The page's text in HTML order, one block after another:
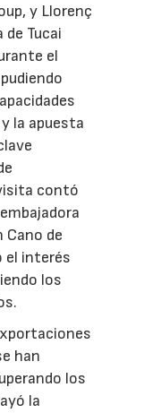
y Llorenç
de Tucai
el
la apuesta
contó
Cano de
el interés
los
han
los
la